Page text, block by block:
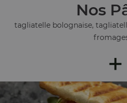
Nos
tagliatelle bolognaise,
+